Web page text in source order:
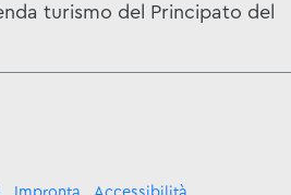
turismo del Principato del